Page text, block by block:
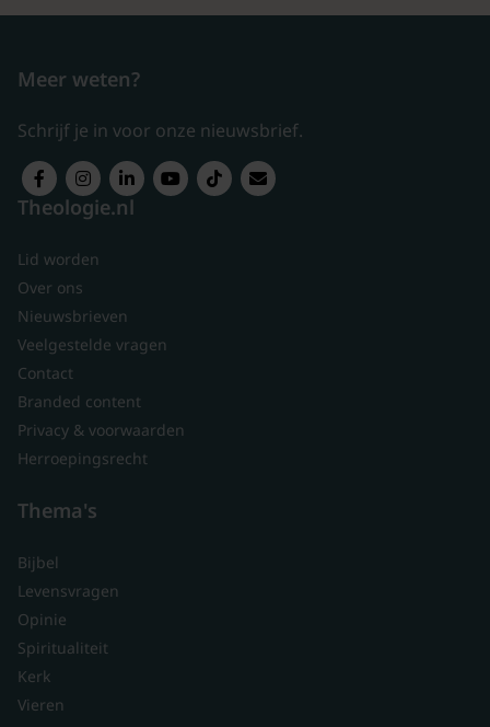
Meer weten?
Schrijf je in voor onze nieuwsbrief.
Theologie.nl
Lid worden
Over ons
Nieuwsbrieven
Veelgestelde vragen
Contact
Branded content
Privacy & voorwaarden
Herroepingsrecht
Thema's
Bijbel
Levensvragen
Opinie
Spiritualiteit
Kerk
Vieren